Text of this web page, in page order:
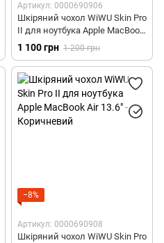
Артикул: 0000690906
Шкіряний чохол WiWU Skin Pro
II для ноутбука Apple MacBook
Air 13.3" - Коричневий
1 100 грн 1 200 грн
−8%
Артикул: 0000690908
Шкіряний чохол WiWU Skin Pro